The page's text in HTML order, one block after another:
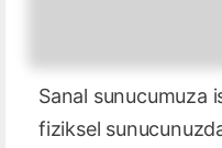
Sanal sunucumuza
fiziksel